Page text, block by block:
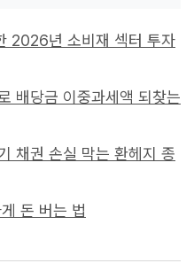
2026년 소비재 섹터 투자
배당금 이중과세액 되찾는
채권 손실 막는 환헤지 종
돈 버는 법